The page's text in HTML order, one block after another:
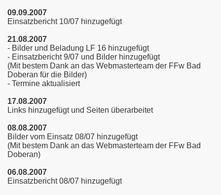
09.09.2007
Einsatzbericht 10/07 hinzugefügt
21.08.2007
- Bilder und Beladung LF 16 hinzugefügt
- Einsatzbericht 9/07 und Bilder hinzugefügt
(Mit bestem Dank an das Webmasterteam der FFw Bad
Doberan für die Bilder)
- Termine aktualisiert
17.08.2007
Links hinzugefügt und Seiten überarbeitet
08.08.2007
Bilder vom Einsatz 08/07 hinzugefügt
(Mit bestem Dank an das Webmasterteam der FFw Bad
Doberan)
06.08.2007
Einsatzbericht 08/07 hinzugefügt